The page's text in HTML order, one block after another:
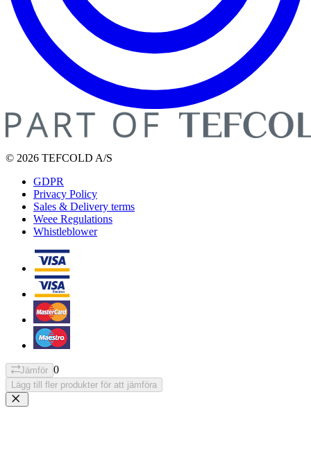
© 2026 TEFCOLD A/S
GDPR
Privacy Policy
Sales & Delivery terms
Weee Regulations
Whistleblower
Jämför 0
Lägg till fler produkter för att jämföra